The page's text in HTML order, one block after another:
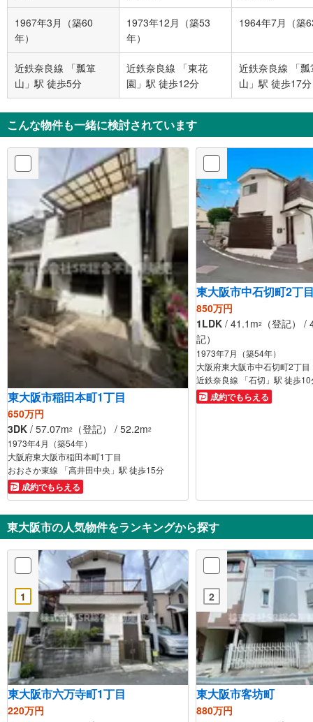
1967年3月（築60
年）
1973年12月（築53
年）
1964年7月（築
近鉄奈良線 「瓢箪
山」駅 徒歩5分
近鉄奈良線 「東花
園」駅 徒歩12分
近鉄奈良線 「瓢
山」駅 徒歩17分
こんな物件も一緒に検討されています
東大阪市稲田本町1丁目
650万円
3DK / 57.07m2 （登記） / 52.2m2
1973年4月（築54年）
大阪府東大阪市稲田本町1丁目
おおさか東線 「高井田中央」駅 徒歩15分
成約でもらえる
東大阪市中石切町2丁
850万円
1LDK / 41.1m2
（登記） /
記）
1973年7月（築54年）
大阪府東大阪市中石切町2丁目
近鉄奈良線 「石切」駅 徒歩10
成約でもらえる
東大阪市の人気物件をランキングから探す
1
東大阪市六万寺町1丁目
220万円
2
東大阪市客坊町
880万円